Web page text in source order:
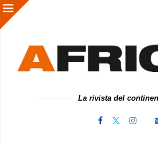
La rivista del